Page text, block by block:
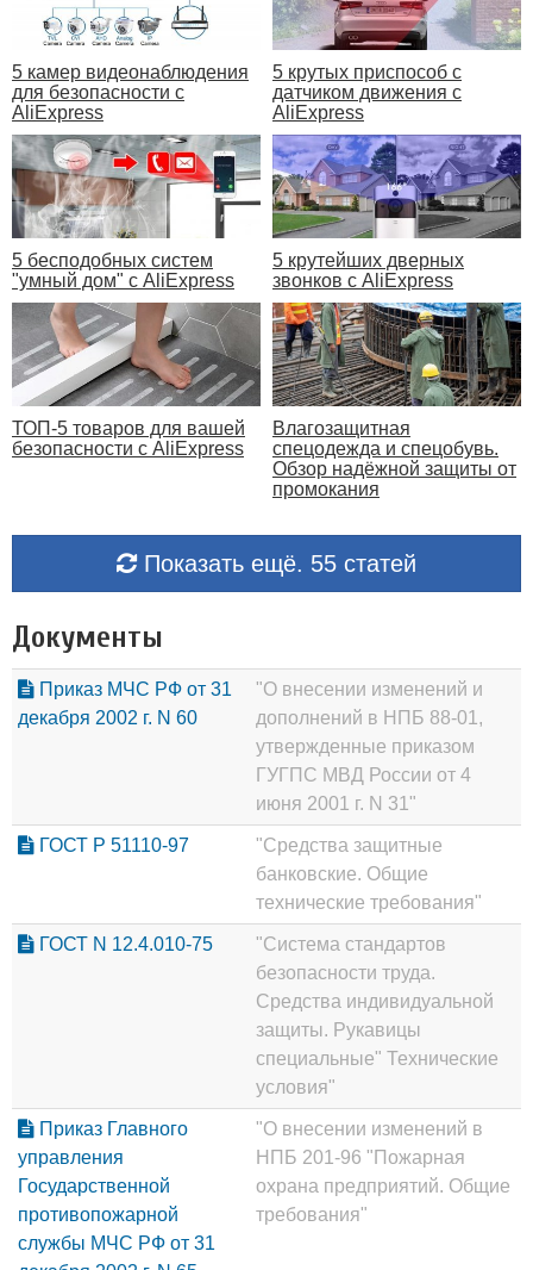
5 камер видеонаблюдения
для безопасности с
AliExpress
5 крутых приспособ с
датчиком движения с
AliExpress
5 бесподобных систем
"умный дом" с AliExpress
5 крутейших дверных
звонков с AliExpress
ТОП-5 товаров для вашей
безопасности с AliExpress
Влагозащитная
спецодежда и спецобувь.
Обзор надёжной защиты от
промокания
Показать ещё. 55 статей
Документы
Приказ МЧС РФ от 31
декабря 2002 г. N 60
"О внесении изменений и
дополнений в НПБ 88-01,
утвержденные приказом
ГУГПС МВД России от 4
июня 2001 г. N 31"
ГОСТ Р 51110-97
"Средства защитные
банковские. Общие
технические требования"
ГОСТ N 12.4.010-75
"Система стандартов
безопасности труда.
Средства индивидуальной
защиты. Рукавицы
специальные" Технические
условия"
Приказ Главного
управления
Государственной
противопожарной
службы МЧС РФ от 31
"О внесении изменений в
НПБ 201-96 "Пожарная
охрана предприятий. Общие
требования"